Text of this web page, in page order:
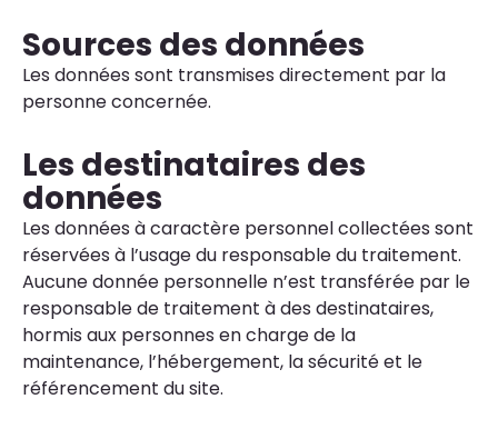
Sources des données
Les données sont transmises directement par la
personne concernée.
Les destinataires des
données
Les données à caractère personnel collectées sont
réservées à l’usage du responsable du traitement.
Aucune donnée personnelle n’est transférée par le
responsable de traitement à des destinataires,
hormis aux personnes en charge de la
maintenance, l’hébergement, la sécurité et le
référencement du site.